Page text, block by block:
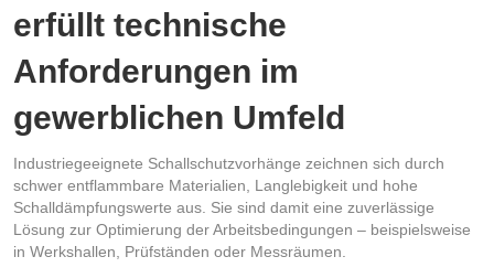
erfüllt technische
Anforderungen im
gewerblichen Umfeld
Industriegeeignete Schallschutzvorhänge zeichnen sich durch
schwer entflammbare Materialien, Langlebigkeit und hohe
Schalldämpfungswerte aus. Sie sind damit eine zuverlässige
Lösung zur Optimierung der Arbeitsbedingungen – beispielsweise
in Werkshallen, Prüfständen oder Messräumen.